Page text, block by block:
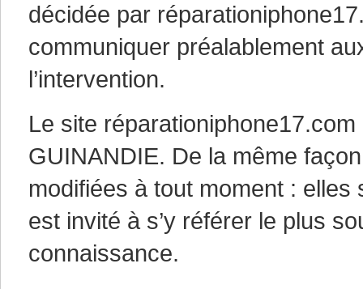
décidée par
communiquer préalablement
l’intervention.
Le site
GUINANDIE. De la même
modifiées à tout moment : elles
est invité à s’y référer le plus
connaissance.